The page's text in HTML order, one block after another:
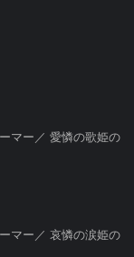
マー／ 愛憐の歌姫の
マー／ 哀憐の涙姫の